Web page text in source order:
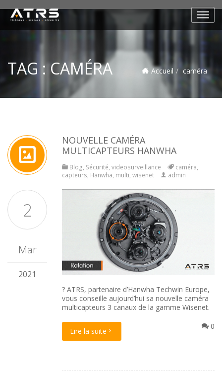
TAG :CAMÉRA Accueil caméra
2
Mar
2021
NOUVELLE CAMÉRA
MULTICAPTEURS HANWHA
Blog, Sécurité, videosurveillance caméra,
capteurs, Hanwha, multi, wisenet admin
? ATRS, partenaire d’Hanwha Techwin Europe,
vous conseille aujourd’hui sa nouvelle caméra
multicapteurs 3 canaux de la gamme Wisenet.
0
Lire la suite